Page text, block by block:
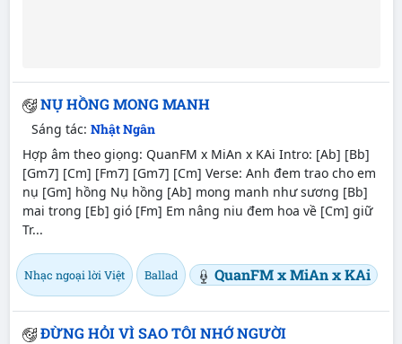
NỤ HỒNG MONG MANH
Sáng tác: Nhật Ngân
Hợp âm theo giọng: QuanFM x MiAn x KAi Intro: [Ab] [Bb]
[Gm7] [Cm] [Fm7] [Gm7] [Cm] Verse: Anh đem trao cho em
nụ [Gm] hồng Nụ hồng [Ab] mong manh như sương [Bb]
mai trong [Eb] gió [Fm] Em nâng niu đem hoa về [Cm] giữ
Tr...
Nhạc ngoại lời Việt Ballad QuanFM x MiAn x KAi
ĐỪNG HỎI VÌ SAO TÔI NHỚ NGƯỜI